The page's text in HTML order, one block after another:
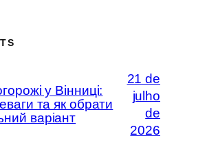
у Вінниці:
та як обрати
варіант
21 de
julho
de
2026